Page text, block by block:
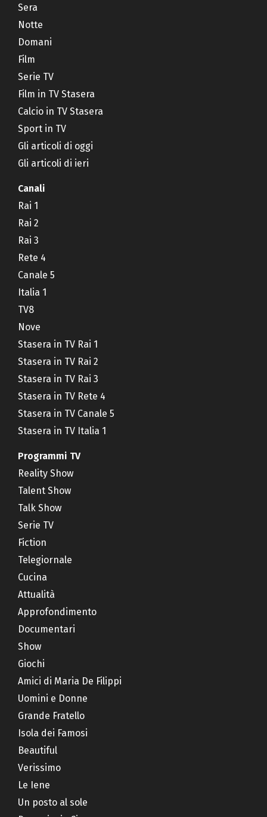
Sera
Notte
Domani
Film
Serie TV
Film in TV Stasera
Calcio in TV Stasera
Sport in TV
Gli articoli di oggi
Gli articoli di ieri
Canali
Rai 1
Rai 2
Rai 3
Rete 4
Canale 5
Italia 1
TV8
Nove
Stasera in TV Rai 1
Stasera in TV Rai 2
Stasera in TV Rai 3
Stasera in TV Rete 4
Stasera in TV Canale 5
Stasera in TV Italia 1
Programmi TV
Reality Show
Talent Show
Talk Show
Serie TV
Fiction
Telegiornale
Cucina
Attualità
Approfondimento
Documentari
Show
Giochi
Amici di Maria De Filippi
Uomini e Donne
Grande Fratello
Isola dei Famosi
Beautiful
Verissimo
Le Iene
Un posto al sole